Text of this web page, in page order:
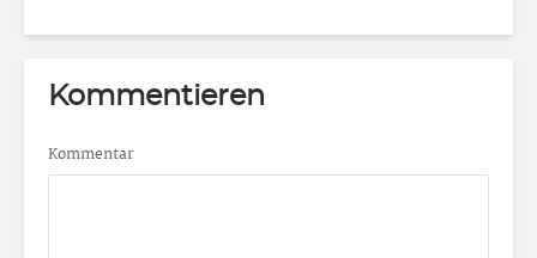
Kommentieren
Kommentar